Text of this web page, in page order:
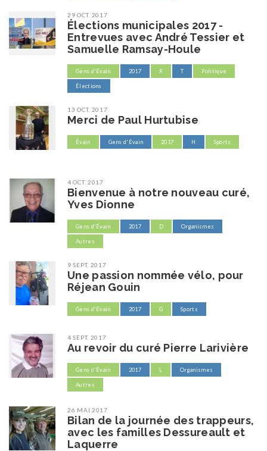
29 OCT. 2017
Élections municipales 2017 -
Entrevues avec André Tessier et
Samuelle Ramsay-Houle
Gens d'Évain 2017 R T Politique
Élections
13 OCT. 2017
Merci de Paul Hurtubise
Évain Gens d'Évain 2017 H Sports
4 OCT. 2017
Bienvenue à notre nouveau curé,
Yves Dionne
Gens d'Évain 2017 D Organismes
Autres
9 SEPT. 2017
Une passion nommée vélo, pour
Réjean Gouin
Gens d'Évain 2017 G Sports
4 SEPT. 2017
Au revoir du curé Pierre Larivière
Gens d'Évain 2017 L Organismes
Autres
26 MAI 2017
Bilan de la journée des trappeurs,
avec les familles Dessureault et
Laquerre